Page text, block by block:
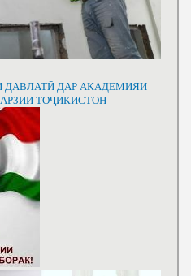
ДАВЛАТӢ ДАР АКАДЕМИЯИ
ТОҶИКИСТОН